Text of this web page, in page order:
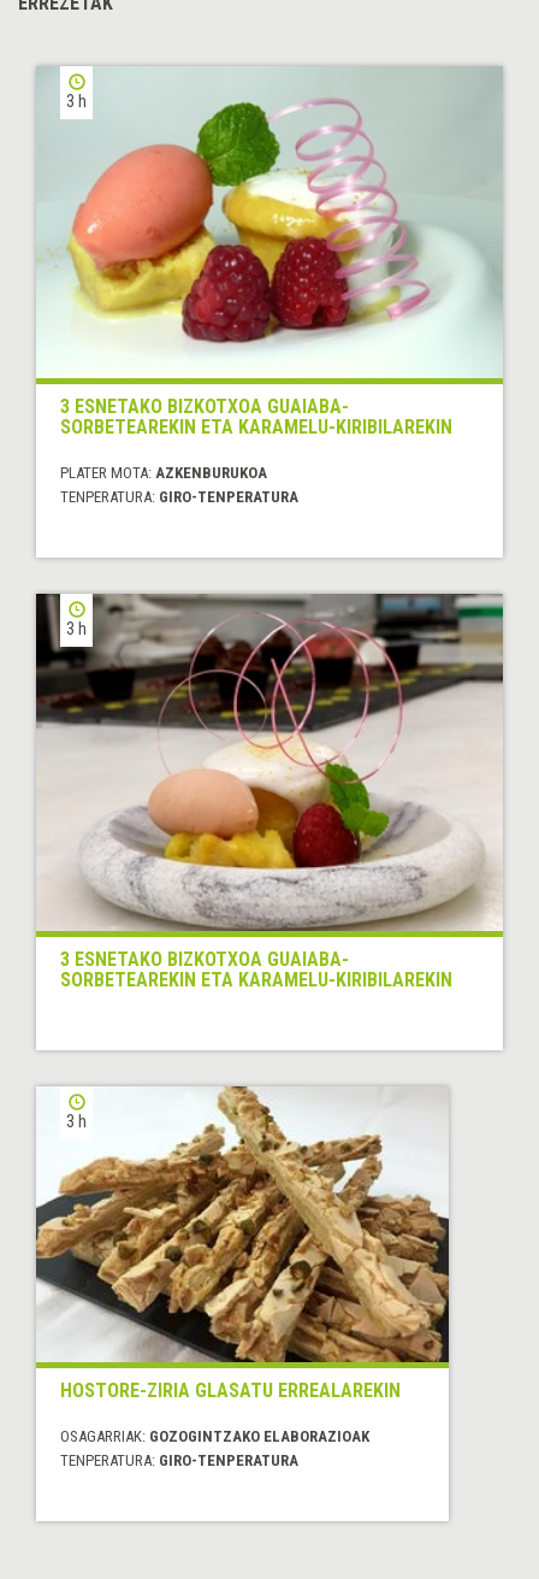
3 h
3 ESNETAKO BIZKOTXOA GUAIABA-
SORBETEAREKIN ETA KARAMELU-KIRIBILAREKIN
PLATER MOTA: AZKENBURUKOA
TENPERATURA: GIRO-TENPERATURA
3 h
3 ESNETAKO BIZKOTXOA GUAIABA-
SORBETEAREKIN ETA KARAMELU-KIRIBILAREKIN
3 h
HOSTORE-ZIRIA GLASATU ERREALAREKIN
OSAGARRIAK: GOZOGINTZAKO ELABORAZIOAK
TENPERATURA: GIRO-TENPERATURA